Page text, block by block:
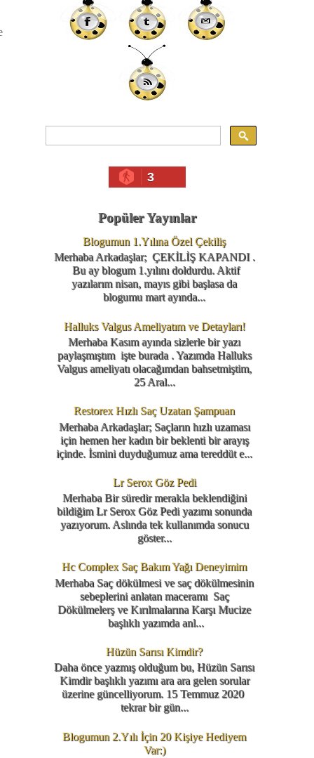
3
Popüler Yayınlar
Blogumun 1.Yılına Özel Çekiliş
Merhaba Arkadaşlar; ÇEKİLİŞ KAPANDI .
Bu ay blogum 1.yılını doldurdu. Aktif
yazılarım nisan, mayıs gibi başlasa da
blogumu mart ayında...
Halluks Valgus Ameliyatım ve Detayları!
Merhaba Kasım ayında sizlerle bir yazı
paylaşmıştım işte burada . Yazımda Halluks
Valgus ameliyatı olacağımdan bahsetmiştim,
25 Aral...
Restorex Hızlı Saç Uzatan Şampuan
Merhaba Arkadaşlar; Saçların hızlı uzaması
için hemen her kadın bir beklenti bir arayış
içinde. İsmini duyduğumuz ama tereddüt e...
Lr Serox Göz Pedi
Merhaba Bir süredir merakla beklendiğini
bildiğim Lr Serox Göz Pedi yazımı sonunda
yazıyorum. Aslında tek kullanımda sonucu
göster...
Hc Complex Saç Bakım Yağı Deneyimim
Merhaba Saç dökülmesi ve saç dökülmesinin
sebeplerini anlatan maceramı Saç
Dökülmelerş ve Kırılmalarına Karşı Mucize
başlıklı yazımda anl...
Hüzün Sarısı Kimdir?
Daha önce yazmış olduğum bu, Hüzün Sarısı
Kimdir başlıklı yazımı ara ara gelen sorular
üzerine güncelliyorum. 15 Temmuz 2020
tekrar bir gün...
Blogumun 2.Yılı İçin 20 Kişiye Hediyem
Var:)